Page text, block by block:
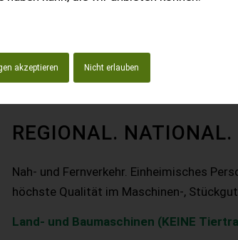
akzeptieren Nicht erlauben
REGIONAL.
Nah- und Fernverkehr. Einheimisches
höchste Qualität im Maschinen-,
Land- und Baumaschinen (KEINE